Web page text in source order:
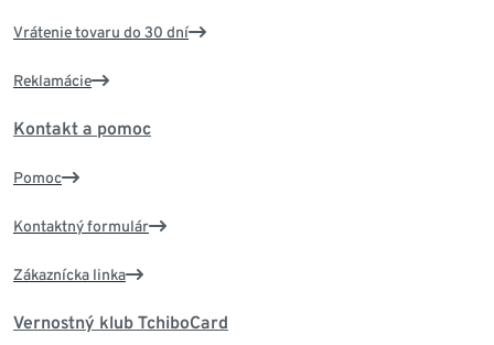
Vrátenie tovaru do 30 dní
Reklamácie
Kontakt a pomoc
Pomoc
Kontaktný formulár
Zákaznícka linka
Vernostný klub TchiboCard